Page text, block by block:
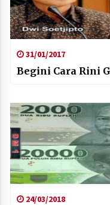
31/01/2017
Begini Cara Rini
24/03/2018